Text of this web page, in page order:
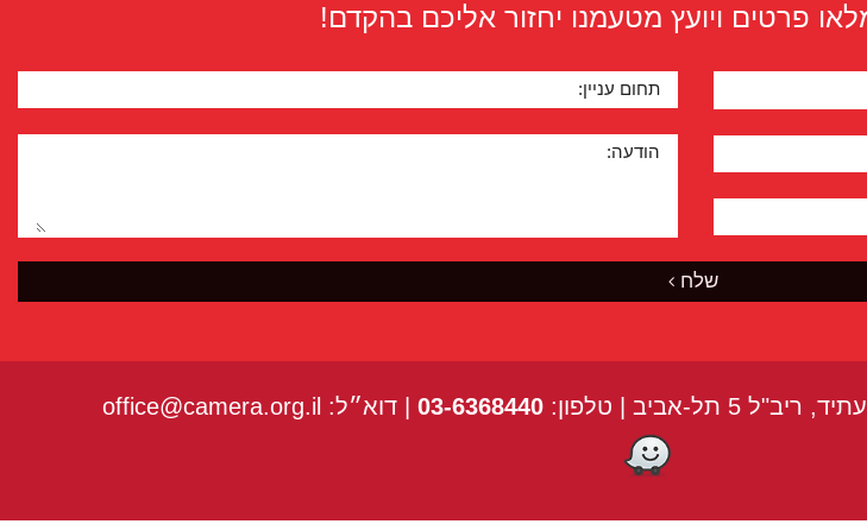
פרטים ויועץ מטעמנו יחזור אליכם בהקדם!
תחום עניין:
הודעה:
שלח
אביב | טלפון: 03-6368440 | דוא״ל: office@camera.org.il